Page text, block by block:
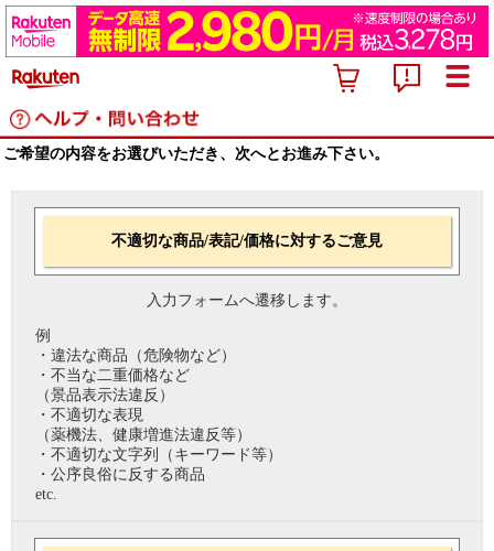
ご希望の内容をお選びいただき、次へとお進み下さい。
不適切な商品/表記/価格に対するご意見
入力フォームへ遷移します。
例
・違法な商品（危険物など）
・不当な二重価格など
（景品表示法違反）
・不適切な表現
（薬機法、健康増進法違反等）
・不適切な文字列（キーワード等）
・公序良俗に反する商品
etc.